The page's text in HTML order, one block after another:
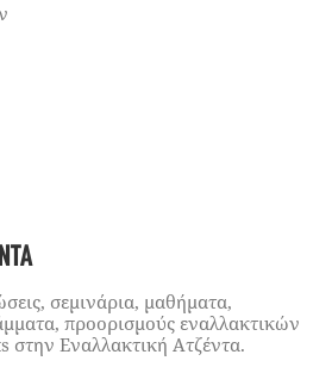
σεμινάρια, μαθήματα,
προορισμούς εναλλακτικών
στην Εναλλακτική Ατζέντα.